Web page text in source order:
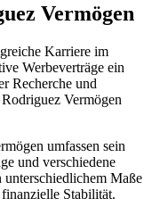
Vermögen
Karriere im
Werbeverträge ein
Recherche und
Vermögen
umfassen sein
und verschiedene
unterschiedlichem Maße
Stabilität.